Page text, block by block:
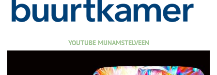
YOUTUBE MIJNAMSTELVEEN